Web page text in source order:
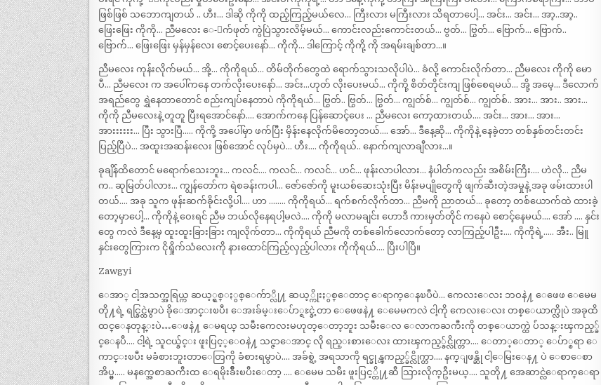
ဖြစ်ဖြစ် သဘောကျတယ် .. ဟီး… ဒါဆို ကိုကို ထည့်ကြည့်မယ်လေ… ကြီးလား မကြီးလား သိရတာပေါ့… အင်း… အင်း… အာ့..အာ့..
ဖြေးဖြေး ကိုကို… ညီမလေး ေ-ာက်ဖုတ် ကွဲပြဲသွားလိမ့်မယ်… ကောင်းလည်းကောင်းတယ်… ဗွတ်… ဗြွတ်… ဗြောက်… ဗြောက်..
ဗြောက်… ဖြေးဖြေး မှန်မှန်လေး စောင့်ပေးနော်… ကိုကို… ဒါကြောင့် ကိုကို့ ကို အရမ်းချစ်တာ…။
ညီမလေး ကုန်းလိုက်မယ်… အို့… ကိုကိုရယ်… တိမ်တိုက်တွေထဲ ရောက်သွားသလိုပါပဲ… ခံလို့ ကောင်းလိုက်တာ… ညီမလေး ကိုကို မော
ပီ… ညီမလေး က အပေါ်ကနေ တက်လိုးပေးနော်… အင်း…ဟုတ် လိုးပေးမယ်… ကိုကို့ စိတ်တိုင်းကျ ဖြစ်စေရမယ်… အို့ အမေ့… ဒီလောက်
အရည်တွေ ရွှဲနေတာတောင် စည်းကျပ်နေတာပဲ ကိုကိုရယ်… ဗြွတ်.. ဗြွတ်… ဗြွတ်… ကျွတ်စ်… ကျွတ်စ်… ကျွတ်စ်.. အား… အား.. အား…
ကိုကို ညီမလေးနဲ့ တူတူ ပြီးရအောင်နော်…. အောက်ကနေ ပြန်ဆောင့်ပေး … ညီမလေး ကော့ထားတယ်…. အင်း… အား… အား…
အားးးးးး… ပြီး သွားပြီ….. ကိုကို့ အပေါ်မှာ ဖက်ပြီး မှိန်းနေလိုက်မိတော့တယ်…. အော်… ဒီနေ့ဆို… ကိုကိုနဲ့ နေခဲ့တာ တစ်နှစ်တင်းတင်း
ပြည့်ပြီပဲ… အထူးအဆန်းလေး ဖြစ်အောင် လုပ်မှပဲ… ဟီး…. ကိုကိုရယ်.. နောက်ကျလာချီလား…။
ခုချိန်ထိတောင် မရောက်သေးဘူး… ကလင်…. ကလင်… ကလင်… ဟင်… ဖုန်းလာပါလား… နံပါတ်ကလည်း အစိမ်းကြီး…. ဟဲလို… ညီမ
က.. ဆုမြတ်ပါလား… ကျွန်တော်က ရဲစခန်းကပါ… ဇော်ဇော်ကို မူးယစ်ဆေးသုံးပြီး မိန်းမပျိုတွေကို ဖျက်ဆီးတဲ့အမှုနဲ့ အခု ဖမ်းထားပါ
တယ်…. အခု သူက ဖုန်းဆက်ခိုင်းလို့ပါ…. ဟာ …….. ကိုကိုရယ်… ရက်စက်လိုက်တာ… ညီမကို ညာတယ်… ခုတော့ တစ်ယောက်ထဲ ထားခဲ့
တော့မှာပေါ့… ကိုကိုနဲ့ ဝေးရင် ညီမ ဘယ်လိုနေရပါ့မလဲ…. ကိုကို မလာမချင်း ဟောဒီ ကားမှတ်တိုင် ကနေပဲ စောင့်နေမယ်…. အော် …. နှင်း
တွေ ကလဲ ဒီနေ့မှ ထူးထူးခြားခြား ကျလိုက်တာ… ကိုကိုရယ် ညီမကို တစ်ခေါက်လောက်တော့ လာကြည့်ပါဦး…. ကိုကိုရဲ့….. အီး.. မြူ
နှင်းတွေကြားက ငိုရှိုက်သံလေးကို နားထောင်ကြည့်လှည့်ပါလား ကိုကိုရယ်…. ပြီးပါပြီ။
Zawgyi
ေအာ္ ငါ့အသက္အရြယ္က ဆယ့္ရွစ္ႏွစ္ေက်ာ္လို႔ ဆယ့္ကိုးႏွစ္ေတာင္ ေရာက္ေနၿပီပဲ… ကေလးေလး ဘဝနဲ႔ ေဖေဖ ေမေမ
တို႔ရဲ့ ရင္ခြင္ထဲမွာပဲ ခိုေအာင္းၿပီး ေအးခ်မ္းေပ်ာ္ရႊင္ခဲ့တာ ေဖေဖနဲ႔ ေမေမကလဲ ငါ့ကို ကေလးေလး တစ္ေယာက္လိုပဲ အခုထိ
ထင္ေနတုန္းပဲ…ေဖနဲ႔ ေမရယ္ သမီးကေလးမဟုတ္ေတာ့ဘူး သမီးေလ ေလာကႀကီးကို တစ္ေယာက္ထဲ ပ်ံသန္းၾကည့္ခ်
င္ေနပီ…. ငါ့ရဲ့ သူငယ္ခ်င္း ဖူးပြင့္ေဝနဲ႔ သင္ဇာေအာင္ လို ရည္းစားေလး ထားၾကည့္ခ်င္လိုက္တာ…. ေတာ္ေတာ္ ေပ်ာ္စရာ ေ
ကာင္းၿပီး မခံစားဘူးတာေတြကို ခံစားရမွာပဲ…. အခ်စ္ရဲ့ အရသာကို ရင္ခုန္ၾကည့္ခ်င္လိုက္တာ…. နက္ျဖန္ဆို ငါ့ေမြးေန႔ ပဲ ေစာေစာ
အိပ္မွ….. မနက္အေစာႀကီးထ ေရမိုးခ်ိဳးၿပီးေတာ့ …. ေမေမ သမီး ဖူးပြင့္တို႔ဆီ သြားလိုက္ဦးမယ္…. သူတို႔ အေဆာင္လဲေရာက္ေရာ